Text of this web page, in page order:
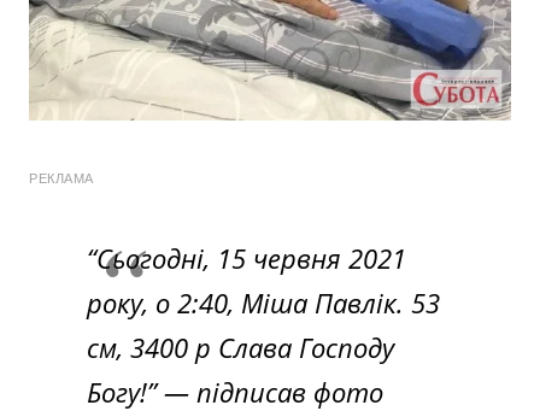
РЕКЛАМА
“Сьогодні, 15 червня 2021
року, о 2:40, Міша Павлік. 53
см, 3400 р Слава Господу
Богу!”— підписав фото